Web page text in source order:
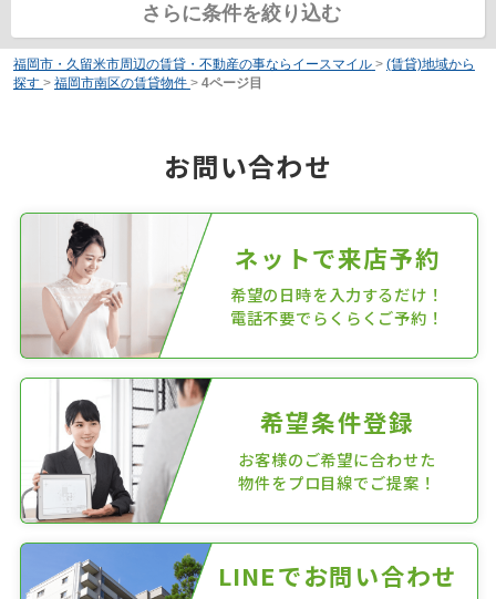
さらに条件を絞り込む
福岡市・久留米市周辺の賃貸・不動産の事ならイースマイル > (賃貸)地域から
探す > 福岡市南区の賃貸物件 > 4ページ目
お問い合わせ
ネットで来店予約
希望の日時を入力するだけ！
電話不要でらくらくご予約！
希望条件登録
お客様のご希望に合わせた
物件をプロ目線でご提案！
LINEでお問い合わせ